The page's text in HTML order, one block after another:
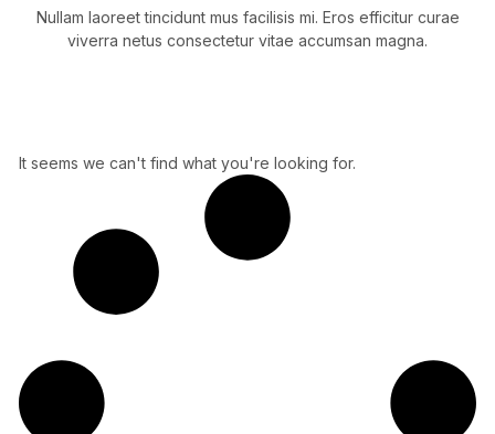
Nullam laoreet tincidunt mus facilisis mi. Eros efficitur curae
viverra netus consectetur vitae accumsan magna.
It seems we can't find what you're looking for.